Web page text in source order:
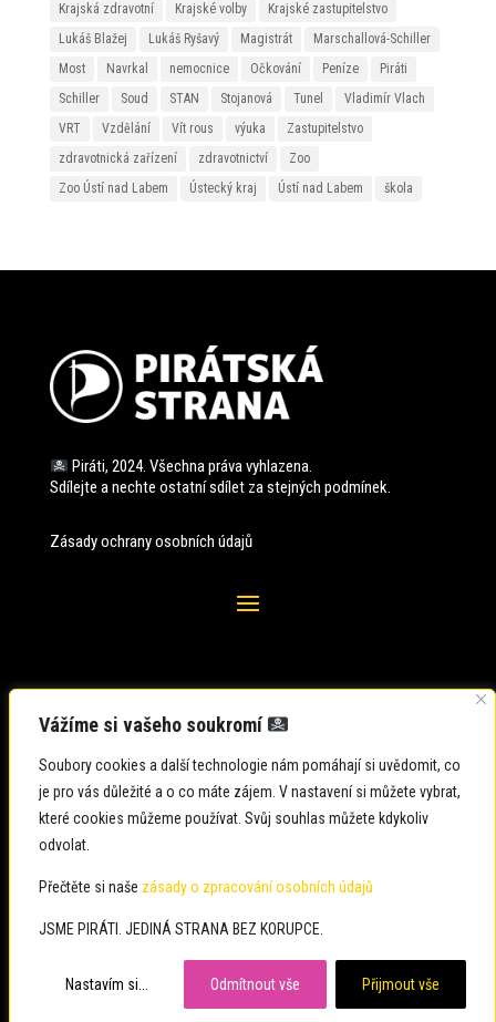
Vážíme si vašeho soukromí
Soubory cookies a další technologie nám pomáhají si uvědomit, co
je pro vás důležité a o co máte zájem. V nastavení si můžete vybrat,
které cookies můžeme používat. Svůj souhlas můžete kdykoliv
odvolat.
Přečtěte si naše zásady o zpracování osobních údajů
JSME PIRÁTI. JEDINÁ STRANA BEZ KORUPCE.
Nastavím si... Odmítnout vše Přijmout vše
Krajská zdravotní
Krajské volby
Krajské zastupitelstvo
Lukáš Blažej
Lukáš Ryšavý Magistrát
Marschallová-Schiller
Most
Navrkal nemocnice Očkování Peníze
Piráti
Schiller
Soud STAN Stojanová Tunel
Vladimír Vlach
VRT
Vzdělání Vít rous výuka
Zastupitelstvo
zdravotnická zařízení
zdravotnictví
Zoo
Zoo Ústí nad Labem
Ústecký kraj Ústí nad Labem škola
Piráti, 2024. Všechna práva vyhlazena.
Sdílejte a nechte ostatní sdílet za stejných podmínek.
Zásady ochrany osobních údajů
Zadavatel: Česká pirátská strana
Občané: usteckykraj@pirati.cz